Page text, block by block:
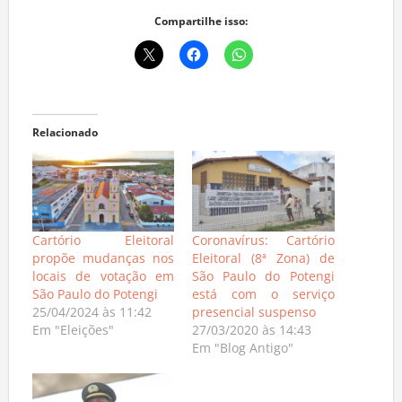
Compartilhe isso:
Relacionado
Cartório Eleitoral
propõe mudanças nos
locais de votação em
São Paulo do Potengi
25/04/2024 às 11:42
Em "Eleições"
Coronavírus: Cartório
Eleitoral (8ª Zona) de
São Paulo do Potengi
está com o serviço
presencial suspenso
27/03/2020 às 14:43
Em "Blog Antigo"